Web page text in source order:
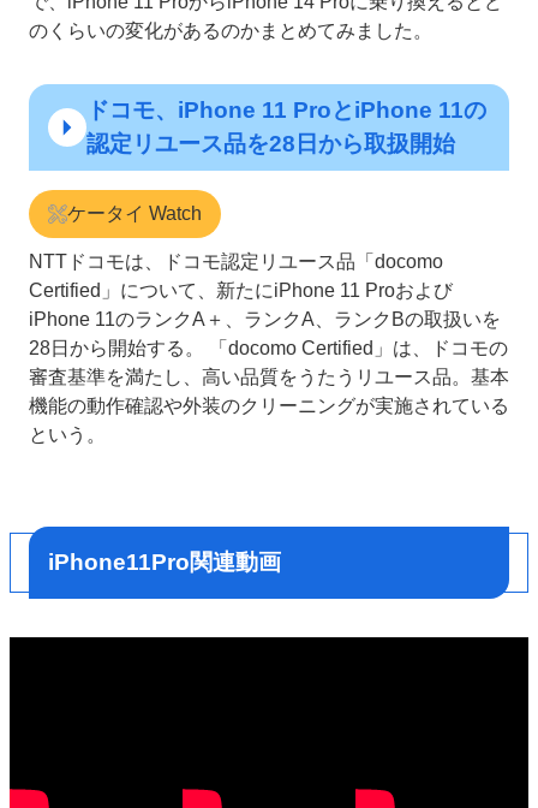
のくらいの変化があるのかまとめてみました。
ドコモ、iPhone 11 ProとiPhone 11の
認定リユース品を28日から取扱開始
ケータイ Watch
NTTドコモは、ドコモ認定リユース品「docomo
Certified」について、新たにiPhone 11 Proおよび
iPhone 11のランクA＋、ランクA、ランクBの取扱いを
28日から開始する。 「docomo Certified」は、ドコモの
審査基準を満たし、高い品質をうたうリユース品。基本
機能の動作確認や外装のクリーニングが実施されている
という。
iPhone11Pro関連動画